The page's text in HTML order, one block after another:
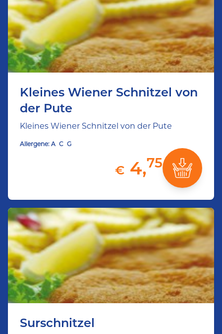
Kleines Wiener Schnitzel von
der Pute
Kleines Wiener Schnitzel von der Pute
Allergene: A C G
€ 4,75
Surschnitzel